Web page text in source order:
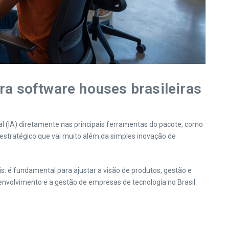
software houses brasileiras
(IA) diretamente nas principais ferramentas do pacote, como
que vai muito além da simples inovação de
é fundamental para ajustar a visão de produtos, gestão e
e a gestão de empresas de tecnologia no Brasil.